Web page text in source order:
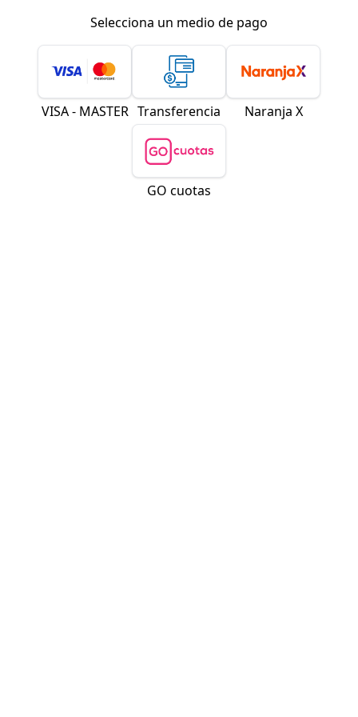
Selecciona un medio de pago
VISA - MASTER Transferencia Naranja X
GO cuotas